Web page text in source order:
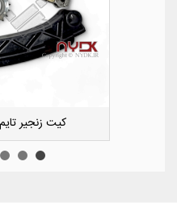
کشویی کوچک سپر